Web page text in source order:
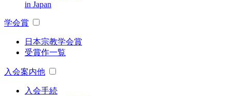
in Japan
学会賞
日本宗教学会賞
受賞作一覧
入会案内他
入会手続